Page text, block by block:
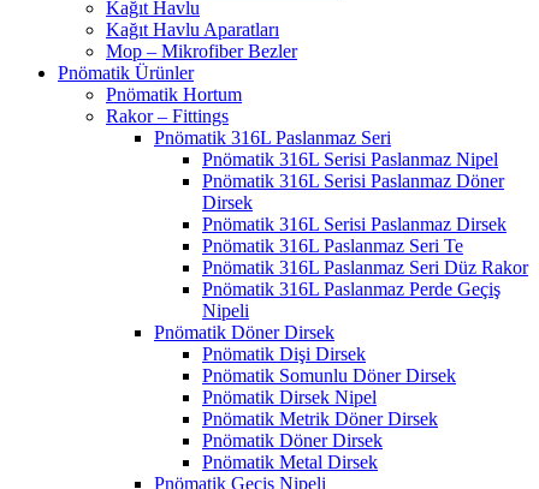
Kağıt Havlu
Kağıt Havlu Aparatları
Mop – Mikrofiber Bezler
Pnömatik Ürünler
Pnömatik Hortum
Rakor – Fittings
Pnömatik 316L Paslanmaz Seri
Pnömatik 316L Serisi Paslanmaz Nipel
Pnömatik 316L Serisi Paslanmaz Döner
Dirsek
Pnömatik 316L Serisi Paslanmaz Dirsek
Pnömatik 316L Paslanmaz Seri Te
Pnömatik 316L Paslanmaz Seri Düz Rakor
Pnömatik 316L Paslanmaz Perde Geçiş
Nipeli
Pnömatik Döner Dirsek
Pnömatik Dişi Dirsek
Pnömatik Somunlu Döner Dirsek
Pnömatik Dirsek Nipel
Pnömatik Metrik Döner Dirsek
Pnömatik Döner Dirsek
Pnömatik Metal Dirsek
Pnömatik Geçiş Nipeli